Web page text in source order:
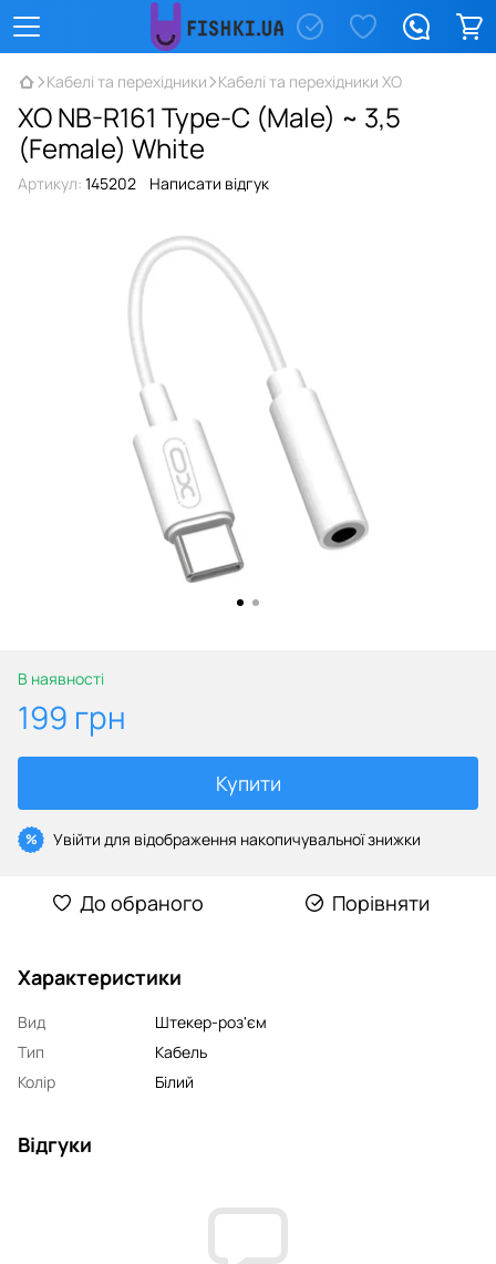
Кабелі та перехідники Кабелі та перехідники XO
XO NB-R161 Type-C (Male) ~ 3,5
(Female) White
Артикул: 145202 Написати відгук
В наявності
199 грн
Купити
% Увійти для відображення накопичувальної знижки
До обраного Порівняти
Характеристики
Вид
Штекер-роз'єм
Тип
Кабель
Колір
Білий
Відгуки